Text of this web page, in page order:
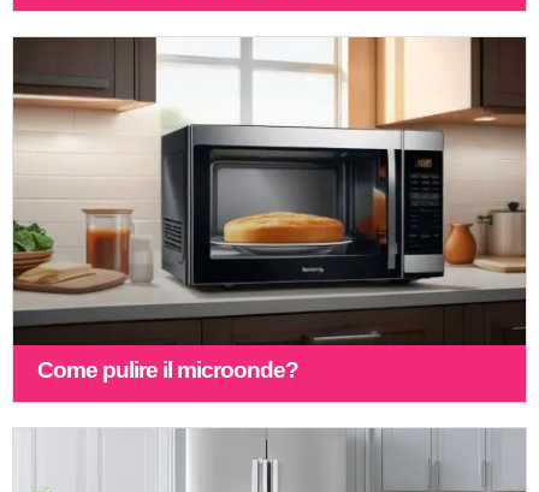
Come pulire il microonde?